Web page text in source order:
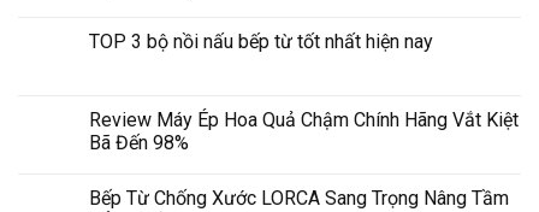
TOP 3 bộ nồi nấu bếp từ tốt nhất hiện nay
Review Máy Ép Hoa Quả Chậm Chính Hãng Vắt Kiệt
Bã Đến 98%
Bếp Từ Chống Xước LORCA Sang Trọng Nâng Tầm